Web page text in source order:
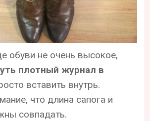
обуви не очень высокое,
плотный журнал в
вставить внутрь.
что длина сапога и
совпадать.